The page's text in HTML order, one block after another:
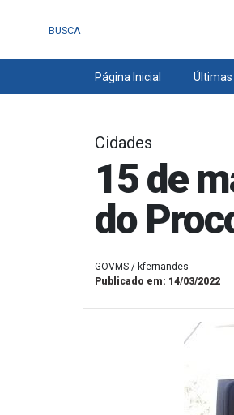
BUSCA
Página Inicial Últimas
Cidades
15 de
do
GOVMS / kfernandes
Publicado em: 14/03/2022